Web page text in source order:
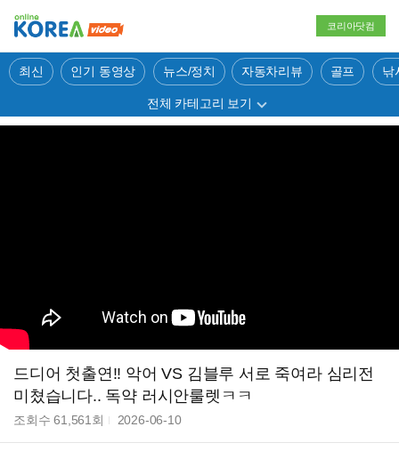
코리아닷컴
최신 인기 동영상 뉴스/정치 자동차리뷰 골프 낚
전체 카테고리 보기
드디어 첫출연!! 악어 VS 김블루 서로 죽여라 심리전
미쳤습니다.. 독약 러시안룰렛ㅋㅋ
조회수61,561 회 2026-06-10